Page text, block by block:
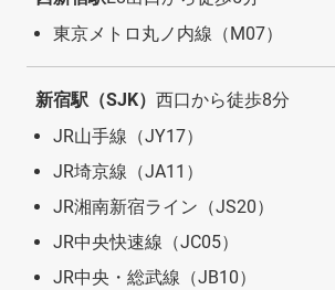
東京メトロ丸ノ内線（M07）
新宿駅（SJK） 西口から徒歩8分
JR山手線（JY17）
JR埼京線（JA11）
JR湘南新宿ライン（JS20）
JR中央快速線（JC05）
JR中央・総武線（JB10）